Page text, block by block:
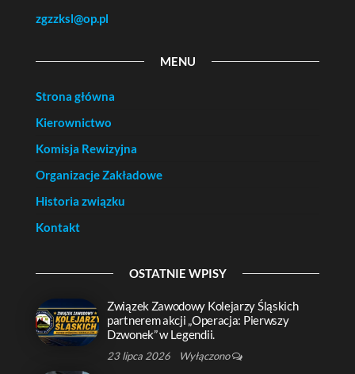
zgzzksl@op.pl
MENU
Strona główna
Kierownictwo
Komisja Rewizyjna
Organizacje Zakładowe
Historia związku
Kontakt
OSTATNIE WPISY
Związek Zawodowy Kolejarzy Śląskich
partnerem akcji „Operacja: Pierwszy
Dzwonek” w Legendii.
23 lipca 2026 Wyłączono